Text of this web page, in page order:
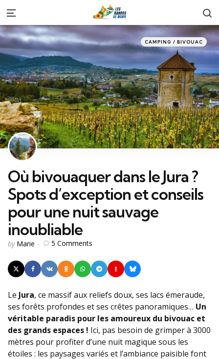
Menu
Categories
Posted
in
CAMPING / BIVOUAC
Où bivouaquer dans le Jura ?
Spots d’exception et conseils
pour une nuit sauvage
inoubliable
Posted
by Marie 5 Comments
Le Jura, ce massif aux reliefs doux, ses lacs émeraude,
ses forêts profondes et ses crêtes panoramiques… Un
véritable paradis pour les amoureux du bivouac et
des grands espaces ! Ici, pas besoin de grimper à 3000
mètres pour profiter d’une nuit magique sous les
étoiles : les paysages variés et l’ambiance paisible font